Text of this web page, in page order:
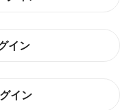
イン
イン